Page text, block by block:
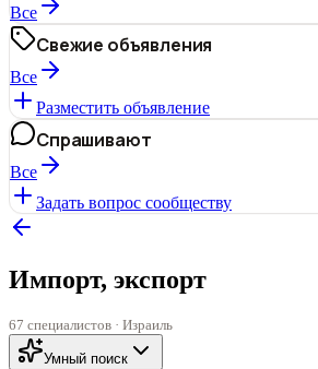
Все
Свежие объявления
Все
Разместить объявление
Спрашивают
Все
Задать вопрос сообществу
Импорт, экспорт
67 специалистов · Израиль
Умный поиск